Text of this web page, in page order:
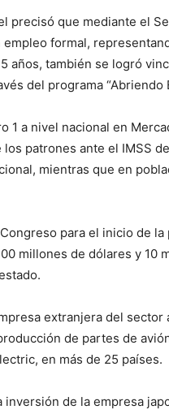
precisó que mediante el
formal,
años, también se logró
del programa “Abriendo
1 a nivel nacional en
patrones ante el IMSS
mientras que en
para el inicio de
millones de dólares y 10
extranjera del sector
de partes de
en más de 25 países.
de la empresa